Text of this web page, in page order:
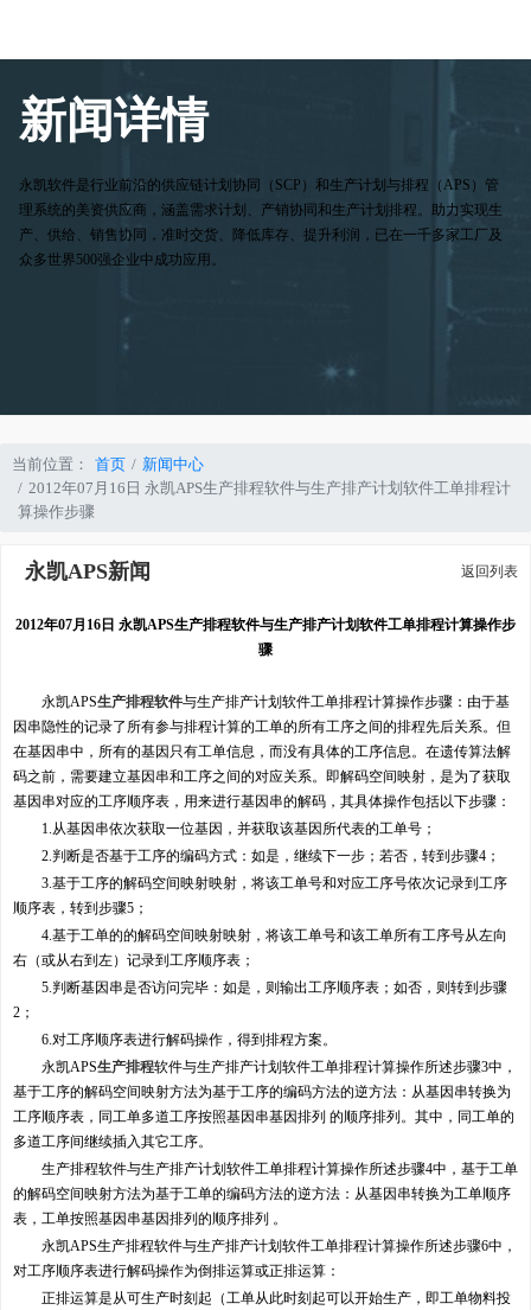
新闻详情
永凯软件是行业前沿的供应链计划协同（SCP）和生产计划与排程（APS）管
理系统的美资供应商，涵盖需求计划、产销协同和生产计划排程。助力实现生
产、供给、销售协同，准时交货、降低库存、提升利润，已在一千多家工厂及
众多世界500强企业中成功应用。
当前位置： 首页
新闻中心
2012年07月16日 永凯APS生产排程软件与生产排产计划软件工单排程计
算操作步骤
永凯APS新闻 返回列表
2012年07月16日 永凯APS生产排程软件与生产排产计划软件工单排程计算操作步
骤
永凯APS生产排程软件与生产排产计划软件工单排程计算操作步骤：由于基
因串隐性的记录了所有参与排程计算的工单的所有工序之间的排程先后关系。但
在基因串中，所有的基因只有工单信息，而没有具体的工序信息。在遗传算法解
码之前，需要建立基因串和工序之间的对应关系。即解码空间映射，是为了获取
基因串对应的工序顺序表，用来进行基因串的解码，其具体操作包括以下步骤：
1.从基因串依次获取一位基因，并获取该基因所代表的工单号；
2.判断是否基于工序的编码方式：如是，继续下一步；若否，转到步骤4；
3.基于工序的解码空间映射映射，将该工单号和对应工序号依次记录到工序
顺序表，转到步骤5；
4.基于工单的的解码空间映射映射，将该工单号和该工单所有工序号从左向
右（或从右到左）记录到工序顺序表；
5.判断基因串是否访问完毕：如是，则输出工序顺序表；如否，则转到步骤
2；
6.对工序顺序表进行解码操作，得到排程方案。
永凯APS生产排程软件与生产排产计划软件工单排程计算操作所述步骤3中，
基于工序的解码空间映射方法为基于工序的编码方法的逆方法：从基因串转换为
工序顺序表，同工单多道工序按照基因串基因排列 的顺序排列。其中，同工单的
多道工序间继续插入其它工序。
生产排程软件与生产排产计划软件工单排程计算操作所述步骤4中，基于工单
的解码空间映射方法为基于工单的编码方法的逆方法：从基因串转换为工单顺序
表，工单按照基因串基因排列的顺序排列 。
永凯APS生产排程软件与生产排产计划软件工单排程计算操作所述步骤6中，
对工序顺序表进行解码操作为倒排运算或正排运算：
正排运算是从可生产时刻起（工单从此时刻起可以开始生产，即工单物料投